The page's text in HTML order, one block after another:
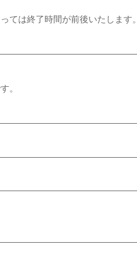
は終了時間が前後いたします。
。